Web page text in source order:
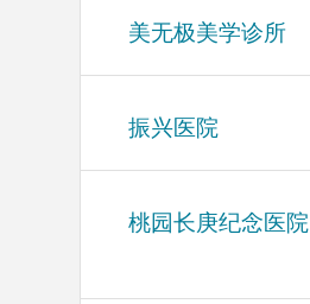
美无极美学诊所
振兴医院
桃园长庚纪念医院